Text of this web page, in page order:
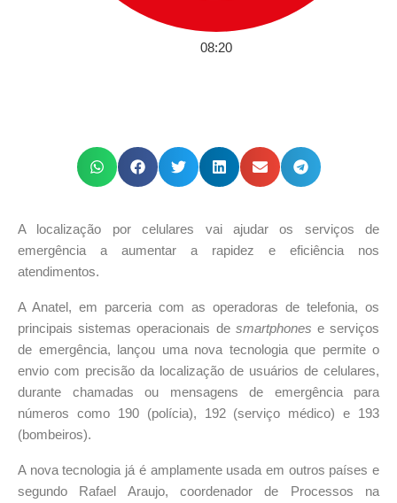
08:20
A localização por celulares vai ajudar os serviços de
emergência a aumentar a rapidez e eficiência nos
atendimentos.
A Anatel, em parceria com as operadoras de telefonia, os
principais sistemas operacionais de smartphones e serviços
de emergência, lançou uma nova tecnologia que permite o
envio com precisão da localização de usuários de celulares,
durante chamadas ou mensagens de emergência para
números como 190 (polícia), 192 (serviço médico) e 193
(bombeiros).
A nova tecnologia já é amplamente usada em outros países e
segundo Rafael Araujo, coordenador de Processos na